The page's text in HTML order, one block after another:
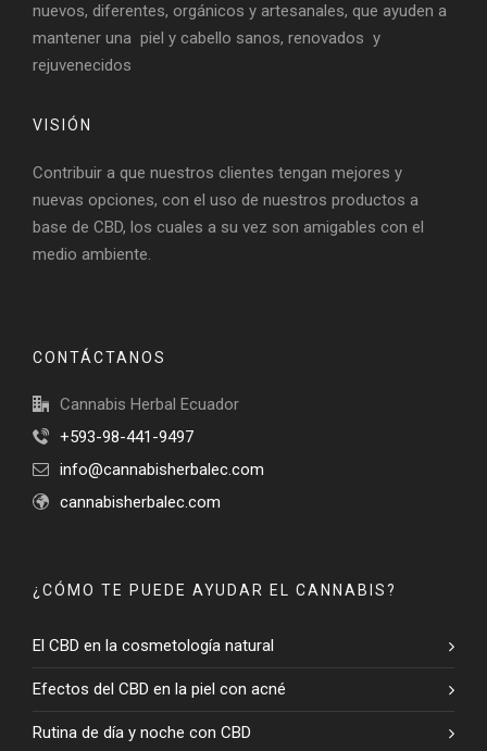
nuevos, diferentes, orgánicos y artesanales, que ayuden a
mantener una piel y cabello sanos, renovados y
rejuvenecidos
VISIÓN
Contribuir a que nuestros clientes tengan mejores y
nuevas opciones, con el uso de nuestros productos a
base de CBD, los cuales a su vez son amigables con el
medio ambiente.
CONTÁCTANOS
Cannabis Herbal Ecuador
+593-98-441-9497
info@cannabisherbalec.com
cannabisherbalec.com
¿CÓMO TE PUEDE AYUDAR EL CANNABIS?
El CBD en la cosmetología natural
Efectos del CBD en la piel con acné
Rutina de día y noche con CBD